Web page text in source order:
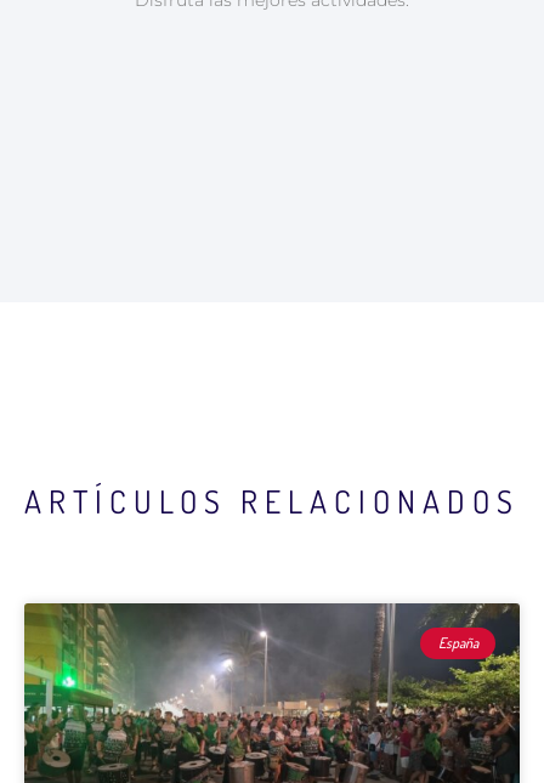
ARTÍCULOS RELACIONADOS
España
P
Á
G
I
N
A
P
Á
G
I
N
A
P
Á
G
I
N
A
P
I
N
A
P
I
N
A